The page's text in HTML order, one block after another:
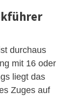
durchaus
mit 16 oder
liegt das
Zuges auf